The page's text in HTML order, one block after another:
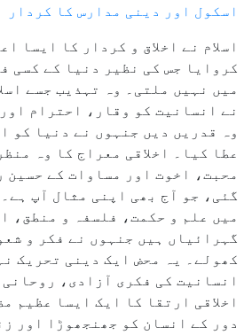
اسکول اور دینی مدارس کا کردار
اسلام نے اخلاق و کردار کا ایسا
کروایا جس کی نظیر دنیا کے کسی
میں نہیں ملتی۔ وہ تہذیب جسے
نے انسانیت کو وقار، احترام
وہ قدریں دیں جنہوں نے دنیا کو
عطا کیا۔ اخلاقی معراج کا وہ
محبت، اخوت اور مساوات کے حسین
گئی، جو آج بھی اپنی مثال آپ
میں علم و حکمت، فلسفہ و منطق،
گہرائیاں ہیں جنہوں نے فکر و
کھولے۔ یہ محض ایک دینی تحریک
انسانیت کی فکری آزادی، روحانی
اخلاقی ارتقا کا ایک ایسا عظیم
دور کے انسان کو جھنجھوڑا اور